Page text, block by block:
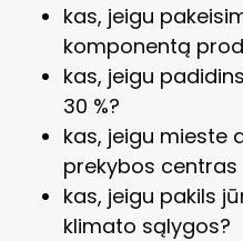
kas, jeigu
komponentą
kas, jeigu
30 %?
kas, jeigu mieste
prekybos
kas, jeigu pakils
klimato sąlygos?